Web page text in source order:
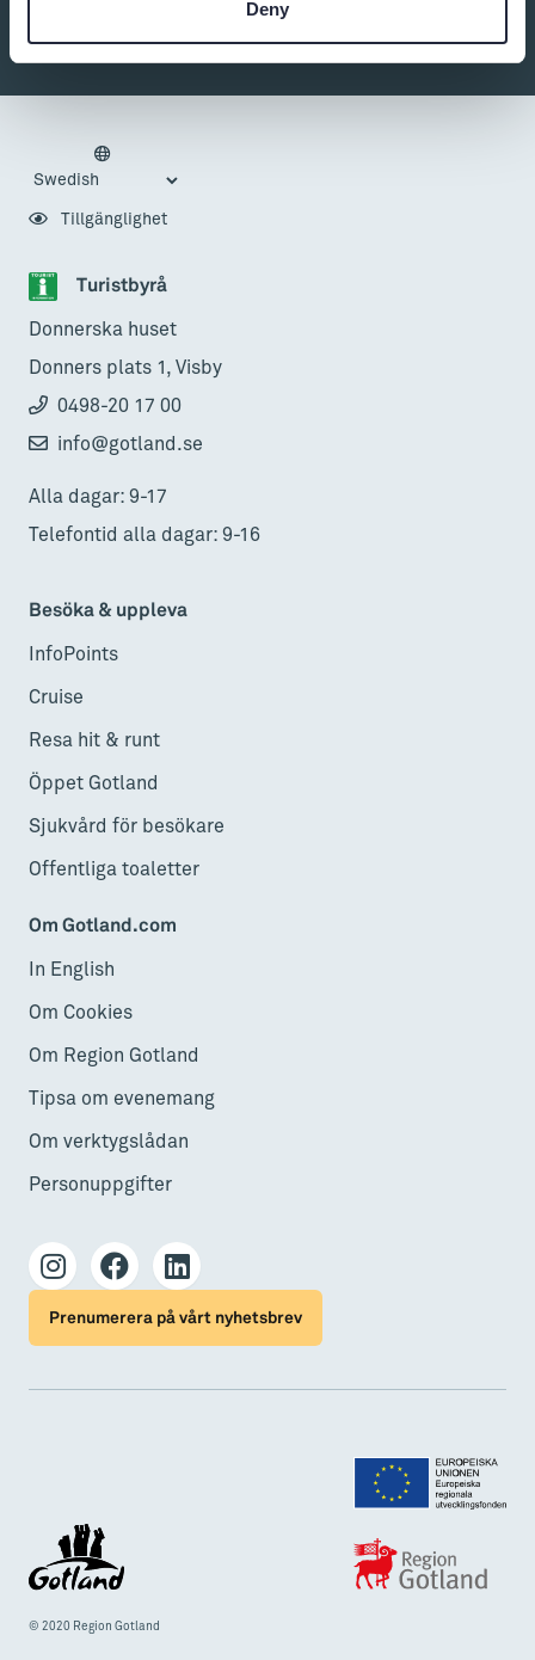
Deny
smörrebröd, öl, vin, alkholfritt.
Turistbyrå
Donnerska huset
Donners plats 1, Visby
0498-20 17 00
info@gotland.se
Alla dagar: 9-17
Telefontid alla dagar: 9-16
Besöka & uppleva
InfoPoints
Cruise
Resa hit & runt
Öppet Gotland
Sjukvård för besökare
Offentliga toaletter
Om Gotland.com
In English
Om Cookies
Om Region Gotland
Tipsa om evenemang
Om verktygslådan
Personuppgifter
Tillgänglighet
Prenumerera på vårt nyhetsbrev
© 2020 Region Gotland